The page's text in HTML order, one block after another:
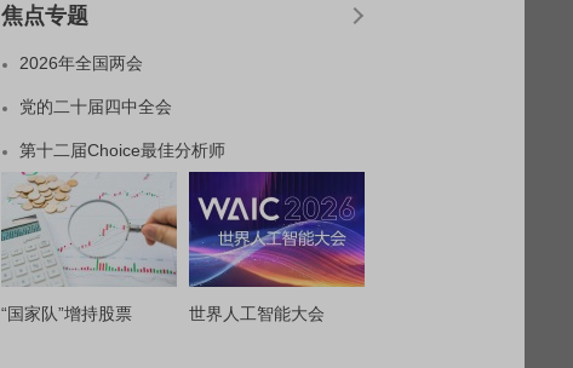
焦点专题
2026年全国两会
党的二十届四中全会
第十二届Choice最佳分析师
“国家队”增持股票 世界人工智能大会